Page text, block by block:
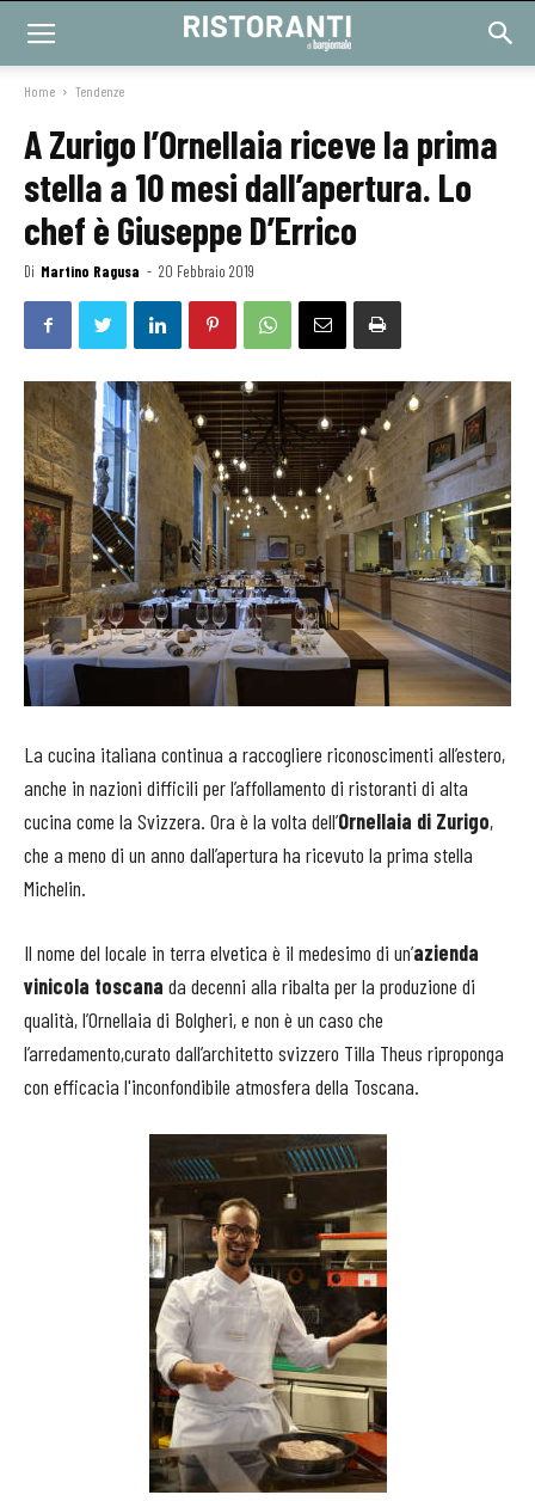
Home Tendenze
A Zurigo l’Ornellaia riceve la prima
stella a 10 mesi dall’apertura. Lo
chef è Giuseppe D’Errico
Di Martino Ragusa - 20 Febbraio 2019
La cucina italiana continua a raccogliere riconoscimenti all’estero,
anche in nazioni difficili per l’affollamento di ristoranti di alta
cucina come la Svizzera. Ora è la volta dell’Ornellaia di Zurigo,
che a meno di un anno dall’apertura ha ricevuto la prima stella
Michelin.
Il nome del locale in terra elvetica è il medesimo di un’azienda
vinicola toscana da decenni alla ribalta per la produzione di
qualità, l’Ornellaia di Bolgheri, e non è un caso che
l’arredamento,curato dall’architetto svizzero Tilla Theus riproponga
con efficacia l'inconfondibile atmosfera della Toscana.